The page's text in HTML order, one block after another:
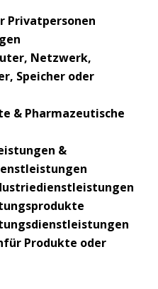
Privatpersonen
Netzwerk,
Speicher oder
& Pharmazeutische
&
für Produkte oder